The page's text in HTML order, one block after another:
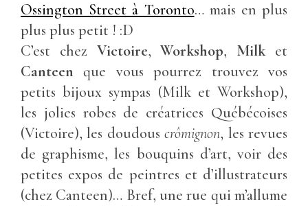
Ossington Street à Toronto… mais en plus
plus plus petit ! :D
C’est chez Victoire,Workshop, Milket
Canteen que vous pourrez trouvez vos
petits bijoux sympas (Milk et Workshop),
les jolies robes de créatrices Québécoises
(Victoire), les doudouscrômignon, les revues
de graphisme, les bouquins d’art, voir des
petites expos de peintres et d’illustrateurs
(chez Canteen)… Bref, une rue qui m’allume